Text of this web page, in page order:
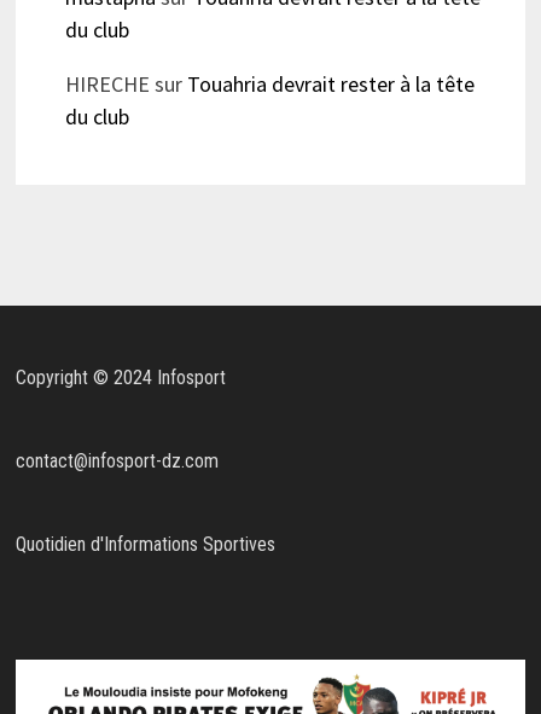
du club
HIRECHE sur Touahria devrait rester à la tête
du club
Copyright © 2024 Infosport
contact@infosport-dz.com
Quotidien d'Informations Sportives